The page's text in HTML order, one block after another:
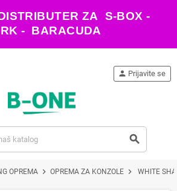
ZA S-BOX -
- BARACUDA
search
person Prijavite se
OPREMA chevron_right OPREMA ZA KONZOLE chevron_right WHITE